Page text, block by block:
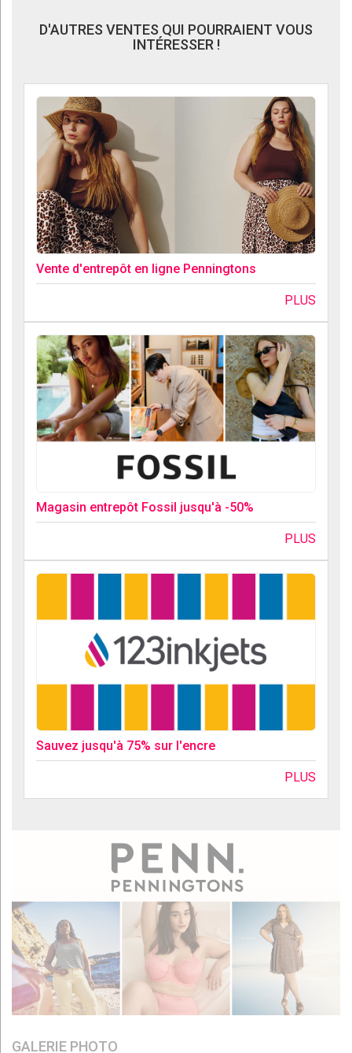
D'AUTRES VENTES QUI POURRAIENT VOUS
INTÉRESSER !
Vente d'entrepôt en ligne Penningtons
PLUS
Magasin entrepôt Fossil jusqu'à -50%
PLUS
Sauvez jusqu'à 75% sur l'encre
PLUS
GALERIE PHOTO